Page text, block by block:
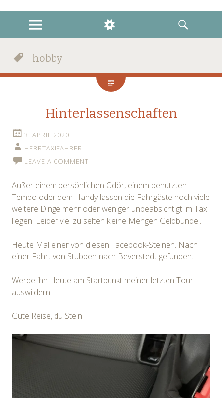
MENU
WIDGETS
SEARCH
hobby
Hinterlassenschaften
3. APRIL 2020
HERRTAXIFAHRER
LEAVE A COMMENT
Außer einem persönlichen Odör, einem benutzten
Tempo oder dem Handy lassen die Fahrgäste noch viele
weitere Dinge mehr oder weniger unbeabsichtigt im Taxi
liegen. Leider viel zu selten kleine Mengen Geldbündel.
Heute Mal einer von diesen Facebook-Steinen. Nach
einer Fahrt von Stubben nach Beverstedt gefunden.
Werde ihn Heute am Startpunkt meiner letzten Tour
auswildern.
Gute Reise, du Stein!